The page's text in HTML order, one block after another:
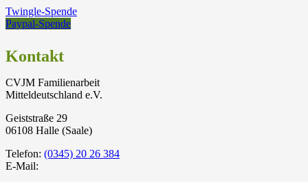
Twingle-Spende
Paypal-Spende
Kontakt
CVJM Familienarbeit
Mitteldeutschland e.V.
Geiststraße 29
06108 Halle (Saale)
Telefon: (0345) 20 26 384
E-Mail: